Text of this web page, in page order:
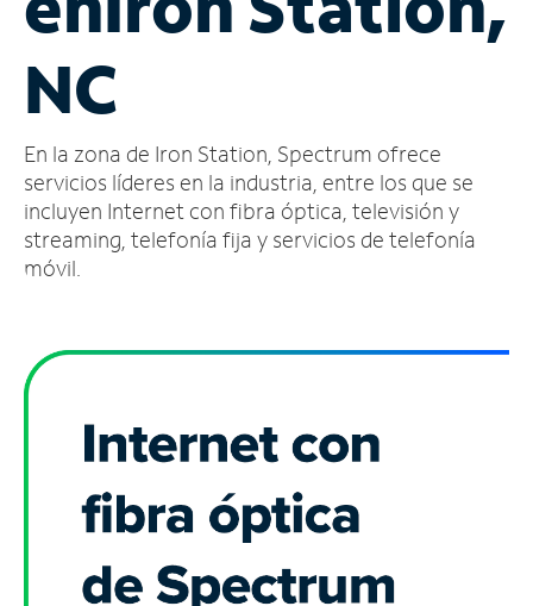
cuenta
Encuentra
tienda
NC
En la zona de Iron Station, Spectrum ofrece
servicios líderes en la industria, entre los que se
incluyen Internet con fibra óptica, televisión y
streaming, telefonía fija y servicios de telefonía
móvil.